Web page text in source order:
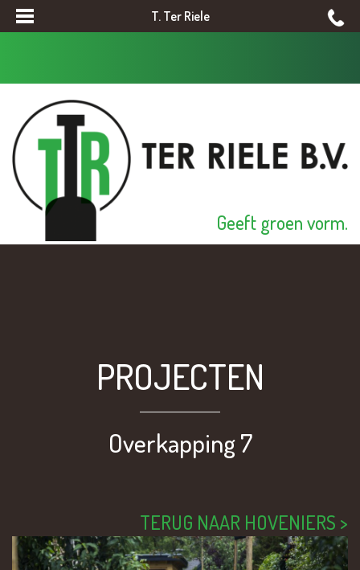
T. Ter Riele
Geeft groen vorm.
PROJECTEN
Overkapping 7
TERUG NAAR HOVENIERS >